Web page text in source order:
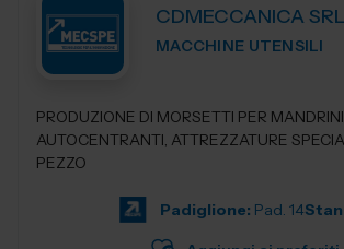
CDMECCANICA SRL
MACCHINE UTENSILI
PRODUZIONE DI MORSETTI PER MANDRINI
AUTOCENTRANTI, ATTREZZATURE
PEZZO
Padiglione: Pad. 14